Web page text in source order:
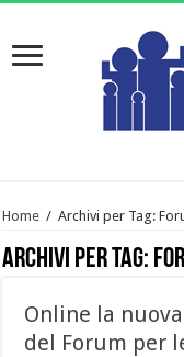
Home / Archivi per Tag:
Archivi per Tag:
Online la
del Forum per